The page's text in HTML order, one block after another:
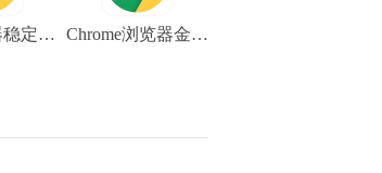
谷歌浏览器稳定版32位下载 Google chrome stable V104.0.5112.81 Chrome浏览器金丝雀版 Canary金丝雀版 win32 V103.0.5048.0下载